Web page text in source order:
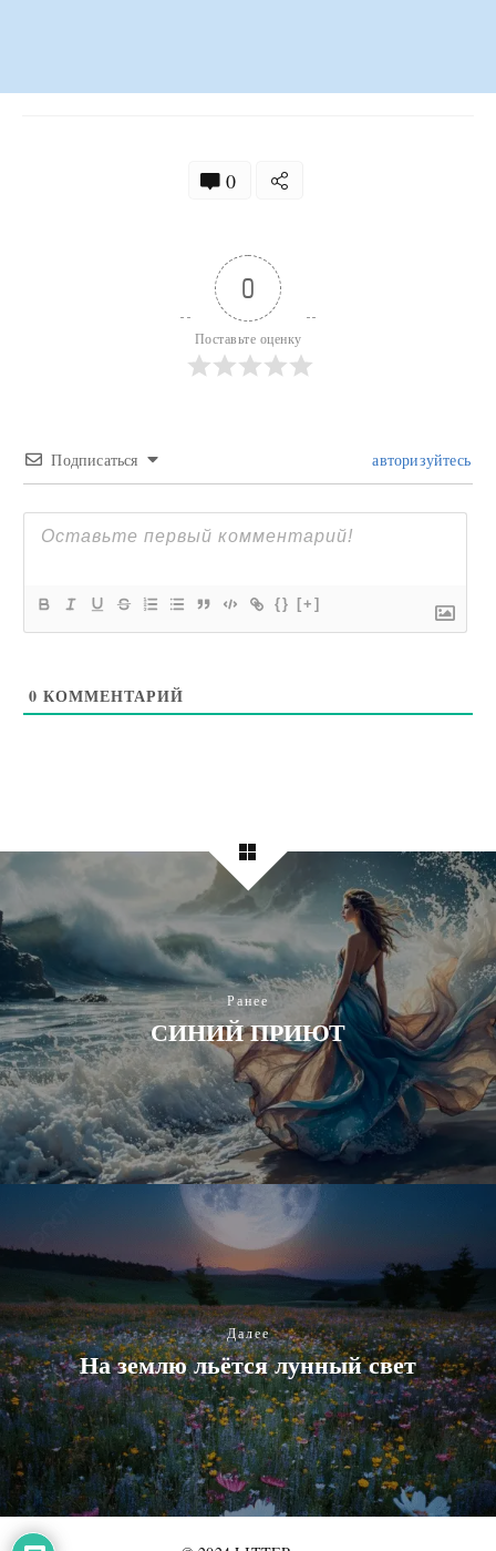
0
0
Поставьте оценку
Подписаться авторизуйтесь
{} [+]
0 КОММЕНТАРИЙ
Ранее
СИНИЙ ПРИЮТ
Далее
На землю льётся лунный свет